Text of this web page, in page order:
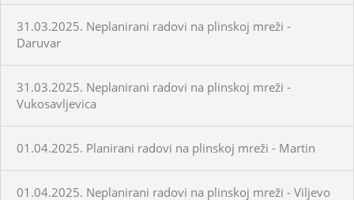
31.03.2025. Neplanirani radovi na plinskoj mreži -
Daruvar
31.03.2025. Neplanirani radovi na plinskoj mreži -
Vukosavljevica
01.04.2025. Planirani radovi na plinskoj mreži - Martin
01.04.2025. Neplanirani radovi na plinskoj mreži - Viljevo